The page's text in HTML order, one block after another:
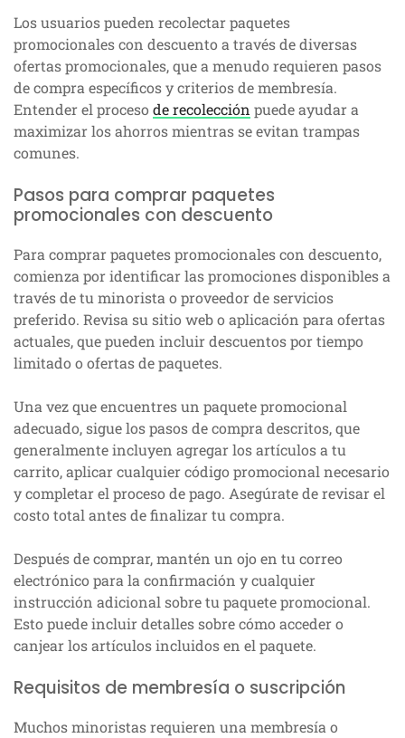
Los usuarios pueden recolectar paquetes
promocionales con descuento a través de diversas
ofertas promocionales, que a menudo requieren pasos
de compra específicos y criterios de membresía.
Entender el proceso de recolección puede ayudar a
maximizar los ahorros mientras se evitan trampas
comunes.
Pasos para comprar paquetes
promocionales con descuento
Para comprar paquetes promocionales con descuento,
comienza por identificar las promociones disponibles a
través de tu minorista o proveedor de servicios
preferido. Revisa su sitio web o aplicación para ofertas
actuales, que pueden incluir descuentos por tiempo
limitado o ofertas de paquetes.
Una vez que encuentres un paquete promocional
adecuado, sigue los pasos de compra descritos, que
generalmente incluyen agregar los artículos a tu
carrito, aplicar cualquier código promocional necesario
y completar el proceso de pago. Asegúrate de revisar el
costo total antes de finalizar tu compra.
Después de comprar, mantén un ojo en tu correo
electrónico para la confirmación y cualquier
instrucción adicional sobre tu paquete promocional.
Esto puede incluir detalles sobre cómo acceder o
canjear los artículos incluidos en el paquete.
Requisitos de membresía o suscripción
Muchos minoristas requieren una membresía o